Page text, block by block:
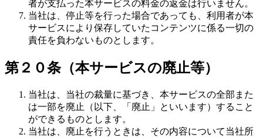
者が支払った本サービスの料金の返金は行いません。
当社は、停止等を行った場合であっても、利用者が本
サービスにより保存していたコンテンツに係る一切の
責任を負わないものとします。
第２０条（本サービスの廃止等）
当社は、当社の裁量に基づき、本サービスの全部また
は一部を廃止（以下、「廃止」といいます）すること
ができるものとします。
当社は、廃止を行うときは、その内容について当社所